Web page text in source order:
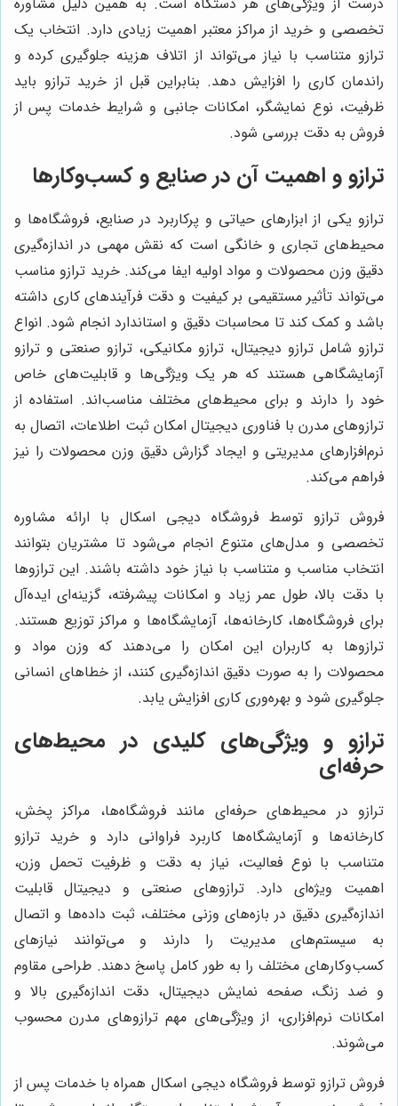
تخصصی و خرید از مراکز معتبر اهمیت زیادی دارد. انتخاب یک
ترازو متناسب با نیاز می‌تواند از اتلاف هزینه جلوگیری کرده و
راندمان کاری را افزایش دهد. بنابراین قبل از خرید ترازو باید
ظرفیت، نوع نمایشگر، امکانات جانبی و شرایط خدمات پس از
فروش به دقت بررسی شود.
ترازو و اهمیت آن در صنایع و کسب‌وکارها
ترازو یکی از ابزارهای حیاتی و پرکاربرد در صنایع، فروشگاه‌ها و
محیط‌های تجاری و خانگی است که نقش مهمی در اندازه‌گیری
دقیق وزن محصولات و مواد اولیه ایفا می‌کند. خرید ترازو مناسب
می‌تواند تأثیر مستقیمی بر کیفیت و دقت فرآیندهای کاری داشته
باشد و کمک کند تا محاسبات دقیق و استاندارد انجام شود. انواع
ترازو شامل ترازو دیجیتال، ترازو مکانیکی، ترازو صنعتی و ترازو
آزمایشگاهی هستند که هر یک ویژگی‌ها و قابلیت‌های خاص
خود را دارند و برای محیط‌های مختلف مناسب‌اند. استفاده از
ترازوهای مدرن با فناوری دیجیتال امکان ثبت اطلاعات، اتصال به
نرم‌افزارهای مدیریتی و ایجاد گزارش دقیق وزن محصولات را نیز
فراهم می‌کند.
فروش ترازو توسط فروشگاه دیجی اسکال با ارائه مشاوره
تخصصی و مدل‌های متنوع انجام می‌شود تا مشتریان بتوانند
انتخاب مناسب و متناسب با نیاز خود داشته باشند. این ترازوها
با دقت بالا، طول عمر زیاد و امکانات پیشرفته، گزینه‌ای ایده‌آل
برای فروشگاه‌ها، کارخانه‌ها، آزمایشگاه‌ها و مراکز توزیع هستند.
ترازوها به کاربران این امکان را می‌دهند که وزن مواد و
محصولات را به صورت دقیق اندازه‌گیری کنند، از خطاهای انسانی
جلوگیری شود و بهره‌وری کاری افزایش یابد.
ترازو و ویژگی‌های کلیدی در محیط‌های
حرفه‌ای
ترازو در محیط‌های حرفه‌ای مانند فروشگاه‌ها، مراکز پخش،
کارخانه‌ها و آزمایشگاه‌ها کاربرد فراوانی دارد و خرید ترازو
متناسب با نوع فعالیت، نیاز به دقت و ظرفیت تحمل وزن،
اهمیت ویژه‌ای دارد. ترازوهای صنعتی و دیجیتال قابلیت
اندازه‌گیری دقیق در بازه‌های وزنی مختلف، ثبت داده‌ها و اتصال
به سیستم‌های مدیریت را دارند و می‌توانند نیازهای
کسب‌وکارهای مختلف را به طور کامل پاسخ دهند. طراحی مقاوم
و ضد زنگ، صفحه نمایش دیجیتال، دقت اندازه‌گیری بالا و
امکانات نرم‌افزاری، از ویژگی‌های مهم ترازوهای مدرن محسوب
می‌شوند.
فروش ترازو توسط فروشگاه دیجی اسکال همراه با خدمات پس از